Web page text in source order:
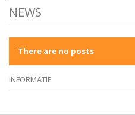
NEWS
There are no posts
INFORMATIE